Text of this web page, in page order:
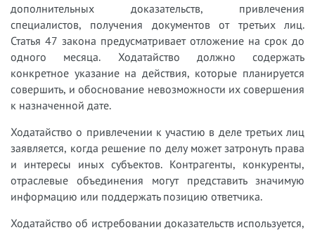
дополнительных доказательств, привлечения
специалистов, получения документов от третьих лиц.
Статья 47 закона предусматривает отложение на срок до
одного месяца. Ходатайство должно содержать
конкретное указание на действия, которые планируется
совершить, и обоснование невозможности их совершения
к назначенной дате.
Ходатайство о привлечении к участию в деле третьих лиц
заявляется, когда решение по делу может затронуть права
и интересы иных субъектов. Контрагенты, конкуренты,
отраслевые объединения могут представить значимую
информацию или поддержать позицию ответчика.
Ходатайство об истребовании доказательств используется,